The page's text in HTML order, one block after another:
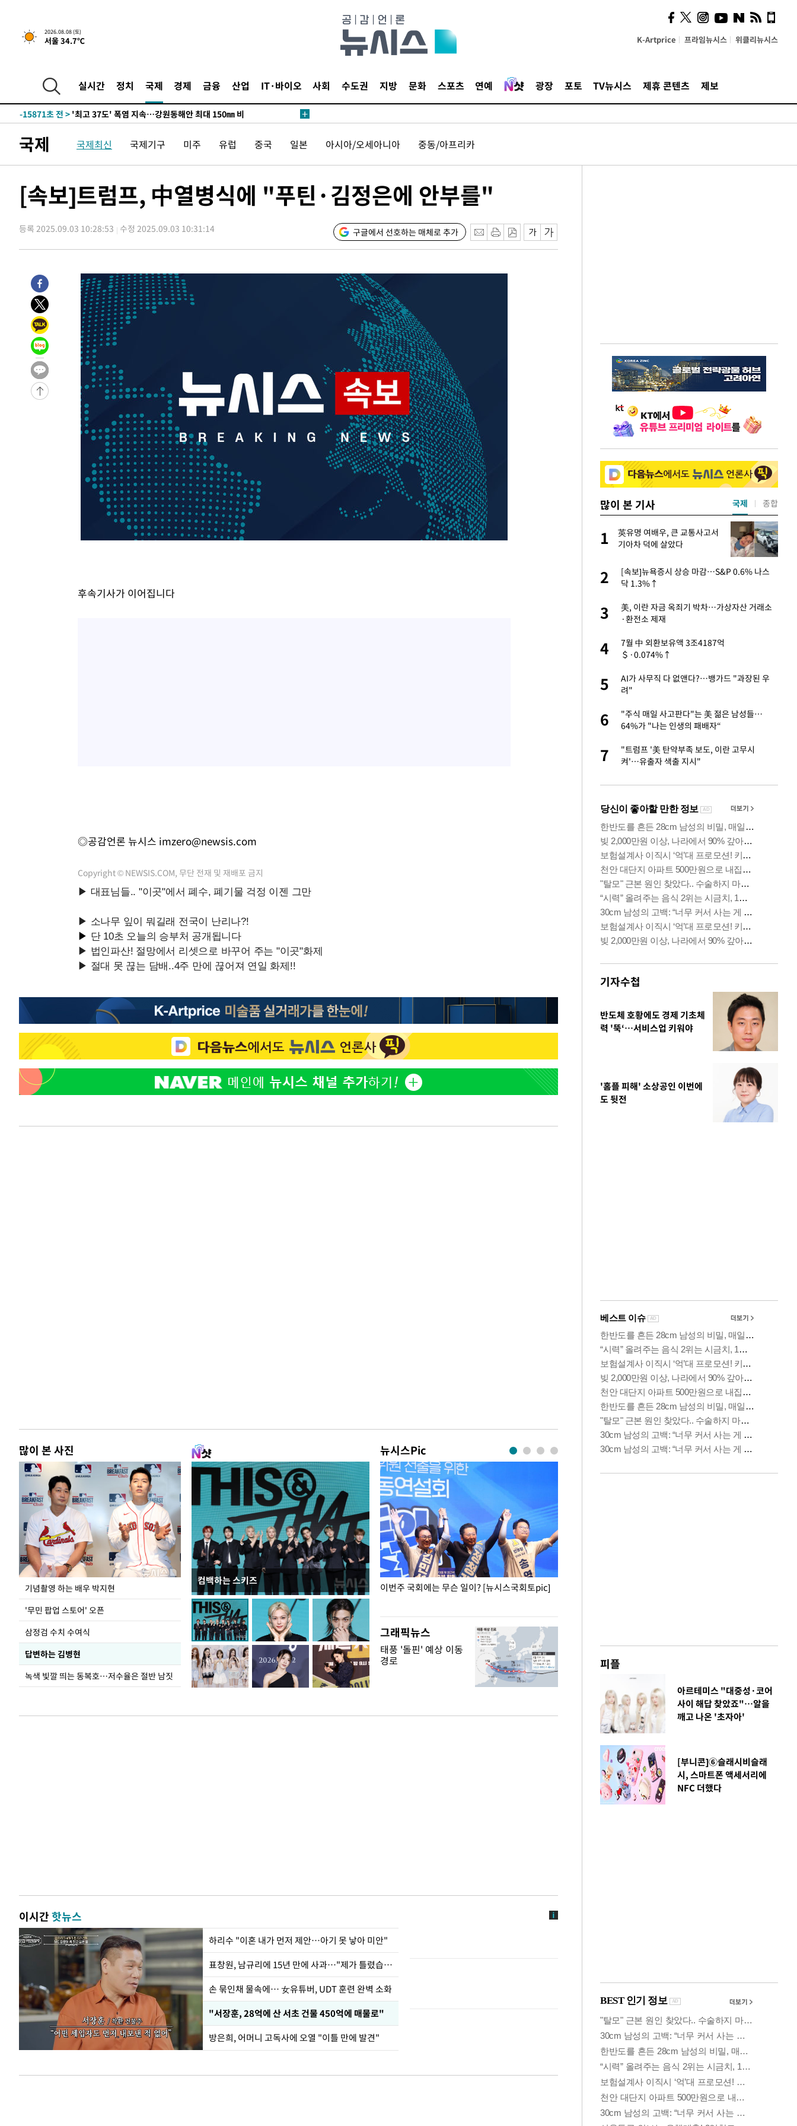
2026.08.08 (토)
서울 34.7℃ K-Artprice 프라임뉴시스 위클리뉴시스
실시간 정치 국제 경제 금융 산업 IT·바이오 사회 수도권 지방 문화 스포츠 연예 광장 포토 TV뉴시스 제휴 콘텐츠 제보
-8997초 전 >[속보]뉴욕증시 상승 마감…S&P 0.6% 나스닥 1.3%↑
-27250초 전 >
[속보]'압수수색·성접대 논란' 축구협회 "실망과 걱정 안겨드려 죄
송"
-15871초 전 >'최고 37도' 폭염 지속…강원동해안 최대 150㎜ 비
-8997초 전 >[속보]뉴욕증시 상승 마감…S&P 0.6% 나스닥 1.3%↑
-31715초 전 >
주 날씨]
-28733초 전 >
축구협회 "압수수색·성접대 논란 사과…쇄신의 기회로 삼겠다"
송"
-15871초 전 >'최고 37도' 폭염 지속…강원동해안 최대 150㎜ 비
-8997초 전 >[속보]뉴욕증시 상승 마감…S&P 0.6% 나스닥 1.3%↑
국제 국제최신 국제기구 미주 유럽 중국 일본 아시아/오세아니아 중동/아프리카
[속보]트럼프, 中열병식에 "푸틴·김정은에 안부를"
등록 2025.09.03 10:28:53 수정 2025.09.03 10:31:14 구글에서 선호하는 매체로 추가
후속기사가 이어집니다
◎공감언론 뉴시스 imzero@newsis.com
Copyright © NEWSIS.COM, 무단 전재 및 재배포 금지
많이 본 사진
기념촬영 하는 배우 박지현
'무민 팝업 스토어' 오픈
삼정검 수치 수여식
답변하는 김병현
녹색 빛깔 띄는 동복호…저수율은 절반 남짓
컴백하는 스키즈
뉴시스Pic
이 대통령, 국가폭력 피해자에 위로·사과…"국가
가 책임지고 치유"
이번주 국회에는 무슨 일이? [뉴시스국회토pic]
그래픽뉴스
태풍 '돌핀' 예상 이동
경로
이시간핫뉴스
하리수 "이혼 내가 먼저 제안…아기 못 낳아 미안"
표창원, 남규리에 15년 만에 사과…"제가 틀렸습니다"
손 묶인채 물속에… 女유튜버, UDT 훈련 완벽 소화
"서장훈, 28억에 산 서초 건물 450억에 매물로"
방은희, 어머니 고독사에 오열 "이틀 만에 발견"
많이 본 기사
1
하리수 "미키정 보내주고 싶
어 이혼…애 못 낳아 미안했
1
英유명 여배우, 큰 교통사고서
기아차 덕에 살았다
2
[속보]뉴욕증시 상승 마감…S&P 0.6% 나스
닥 1.3%↑
3
美, 이란 자금 옥죄기 박차…가상자산 거래소
·환전소 제재
4
7월 中 외환보유액 3조4187억
＄·0.074%↑
5
AI가 사무직 다 없앤다?…뱅가드 "과장된 우
려"
6
"주식 매일 사고판다"는 美 젊은 남성들…
64%가 "나는 인생의 패배자“
7
"트럼프 '美 탄약부족 보도, 이란 고무시
켜'…유출자 색출 지시"
국제 종합
기자수첩
반도체 호황에도 경제 기초체
력 '뚝‘…서비스업 키워야
'홈플 피해' 소상공인 이번에
도 뒷전
피플
아르테미스 "대중성·코어
사이 해답 찾았죠"…알을
깨고 나온 '초자아'
[부니콘]⑥슬래시비슬래
시, 스마트폰 액세서리에
NFC 더했다